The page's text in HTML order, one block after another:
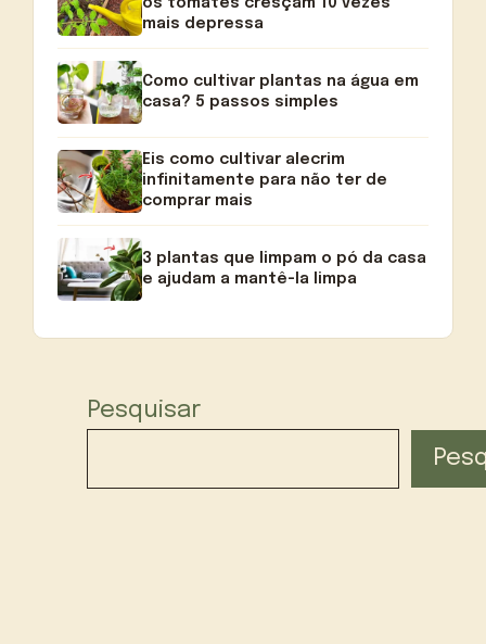
os tomates cresçam 10 vezes
mais depressa
Como cultivar plantas na água em
casa? 5 passos simples
Eis como cultivar alecrim
infinitamente para não ter de
comprar mais
3 plantas que limpam o pó da casa
e ajudam a mantê-la limpa
Pesquisar